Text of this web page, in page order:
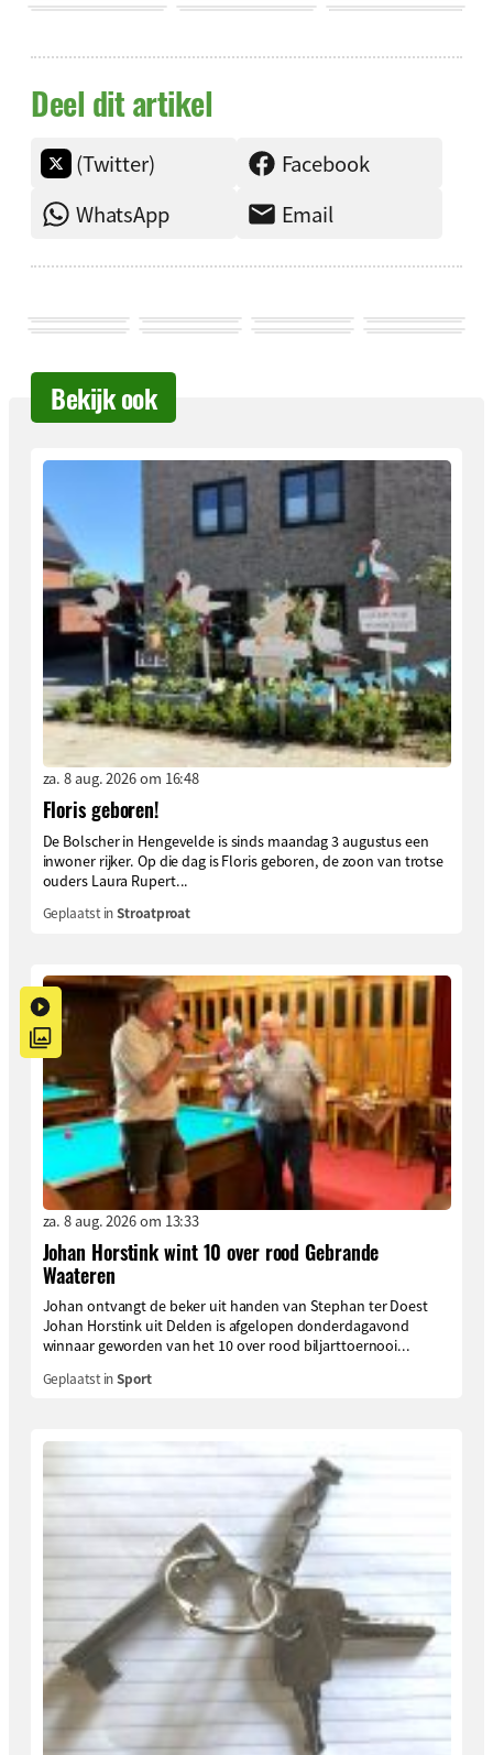
Deel dit artikel
(Twitter)
Facebook
WhatsApp
Email
Bekijk ook
za. 8 aug. 2026 om 16:48
Floris geboren!
De Bolscher in Hengevelde is sinds maandag 3 augustus een
inwoner rijker. Op die dag is Floris geboren, de zoon van trotse
ouders Laura Rupert...
Geplaatst inStroatproat
za. 8 aug. 2026 om 13:33
Johan Horstink wint 10 over rood Gebrande
Waateren
Johan ontvangt de beker uit handen van Stephan ter Doest
Johan Horstink uit Delden is afgelopen donderdagavond
winnaar geworden van het 10 over rood biljarttoernooi...
Geplaatst inSport